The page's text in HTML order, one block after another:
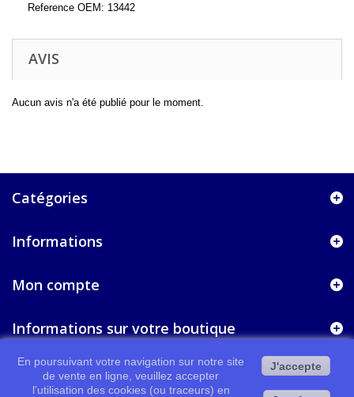
Reference OEM: 13442
AVIS
Aucun avis n'a été publié pour le moment.
Catégories
Informations
Mon compte
Informations sur votre boutique
En poursuivant votre navigation sur notre site
de vente en ligne, veuillez accepter
l’utilisation des cookies (ou traceurs) en
J'accepte